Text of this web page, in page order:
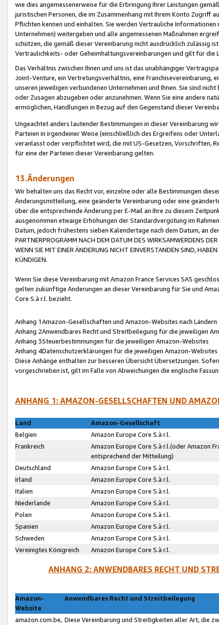
wie dies angemessenerweise für die Erbringung Ihrer Leistungen
juristischen Personen, die im Zusammenhang mit Ihrem Konto
Pflichten kennen und einhalten. Sie werden Vertrauliche
Unternehmen) weitergeben und alle angemessenen Maßnahmen
schützen, die gemäß dieser Vereinbarung nicht ausdrücklich zulässig
Vertraulichkeits- oder Geheimhaltungsvereinbarungen und gilt für die
Das Verhältnis zwischen Ihnen und uns ist das unabhängiger
Joint-Venture, ein Vertretungsverhältnis, eine Franchisevereinbarung,
unseren jeweiligen verbundenen Unternehmen und Ihnen. Sie sind
oder Zusagen abzugeben oder anzunehmen. Wenn Sie eine andere
ermöglichen, Handlungen in Bezug auf den Gegenstand dieser
Ungeachtet anders lautender Bestimmungen in dieser Vereinbarung
Parteien in irgendeiner Weise (einschließlich des Ergreifens oder
veranlasst oder verpflichtet wird, die mit US-Gesetzen, Vorschriften,
für eine der Parteien dieser Vereinbarung gelten.
13.Änderungen
Wir behalten uns das Recht vor, einzelne oder alle Bestimmungen
Änderungsmitteilung, eine geänderte Vereinbarung oder eine
über die entsprechende Änderung per E-Mail an Ihre zu diesem
ausgenommen etwaige Erhöhungen der Standardvergütung im
Datum, jedoch frühestens sieben Kalendertage nach dem Datum, an
PARTNERPROGRAMM NACH DEM DATUM DES WIRKSAMWERDENS
WENN SIE MIT EINER ÄNDERUNG NICHT EINVERSTANDEN SIND,
KÜNDIGEN.
Wenn Sie diese Vereinbarung mit Amazon France Services SAS
gelten zukünftige Änderungen an dieser Vereinbarung für Sie und
Core S.à r.l. bezieht.
Anhang 1Amazon-Gesellschaften und Amazon-Websites nach Ländern
Anhang 2Anwendbares Recht und Streitbeilegung für die jeweiligen
Anhang 3Steuerbestimmungen für die jeweiligen Amazon-Websites
Anhang 4Datenschutzerklärungen für die jeweiligen Amazon-Websites
Diese Anhänge enthalten zur besseren Übersicht Übersetzungen.
vorgeschrieben ist, gilt im Falle von Abweichungen die englische
ANHANG 1: AMAZON-GESELLSCHAFTEN UND
Land
Amazon-Gesellschaft
Belgien
Amazon Europe Core S.à r.l.
Frankreich
Amazon Europe Core S.à r.l.(oder Amazon
entsprechend der Mitteilung)
Deutschland
Amazon Europe Core S.à r.l.
Irland
Amazon Europe Core S.à r.l.
Italien
Amazon Europe Core S.à r.l.
Niederlande
Amazon Europe Core S.à r.l.
Polen
Amazon Europe Core S.à r.l.
Spanien
Amazon Europe Core S.à r.l.
Schweden
Amazon Europe Core S.à r.l.
Vereinigtes Königreich
Amazon Europe Core S.à r.l.
ANHANG 2: ANWENDBARES RECHT UND
Amazon-
Website
Anwendbares Recht und Streitbeilegung
amazon.com.be, Diese Vereinbarung und Streitigkeiten aller Art, die